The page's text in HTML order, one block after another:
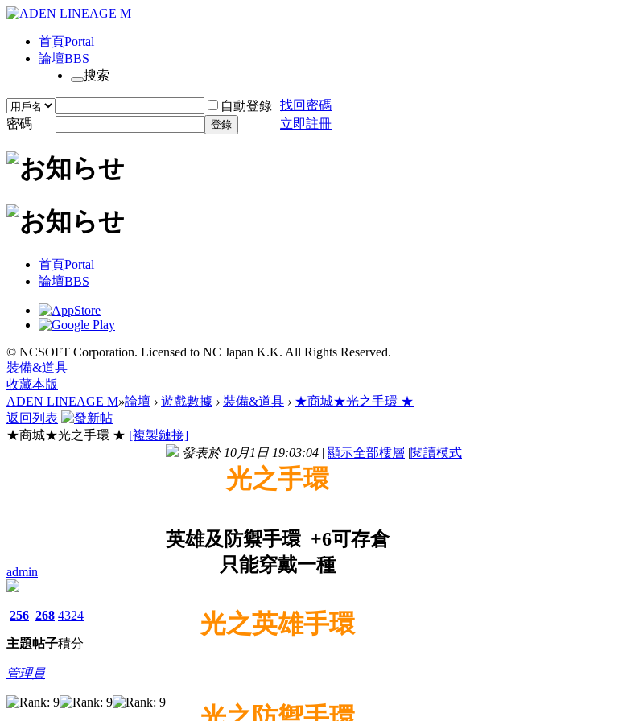
首頁Portal
論壇BBS
搜索
自動登錄 找回密碼
密碼
登錄 立即註冊
首頁Portal
論壇BBS
© NCSOFT Corporation. Licensed to NC Japan K.K. All Rights Reserved.
裝備&道具
收藏本版
ADEN LINEAGE M»論壇 › 遊戲數據 › 裝備&道具 › ★商城★光之手環 ★
返回列表
★商城★光之手環 ★ [複製鏈接]
admin
256
主題
268
帖子
4324
積分
管理員
發表於 10月1日 19:03:04 | 顯示全部樓層 |閱讀模式
光之手環
英雄及防禦手環 +6可存倉
只能穿戴一種
光之英雄手環